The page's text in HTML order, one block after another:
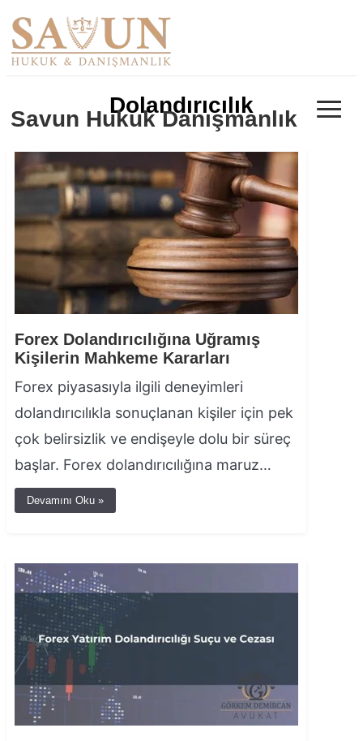
Savun Hukuk Danışmanlık ≡
Dolandırıcılık
Forex Dolandırıcılığına Uğramış
Kişilerin Mahkeme Kararları
Forex piyasasıyla ilgili deneyimleri
dolandırıcılıkla sonuçlanan kişiler için pek
çok belirsizlik ve endişeyle dolu bir süreç
başlar. Forex dolandırıcılığına maruz…
Devamını Oku »